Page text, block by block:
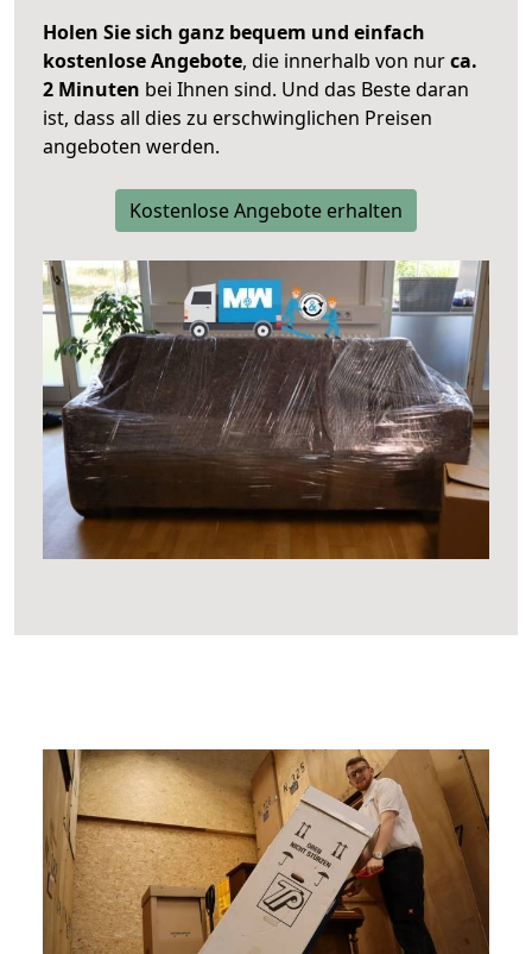
Holen Sie sich ganz bequem und einfach
kostenlose Angebote, die innerhalb von nurca.
2 Minuten bei Ihnen sind. Und das Beste daran
ist, dass all dies zu erschwinglichen Preisen
angeboten werden.
Kostenlose Angebote erhalten